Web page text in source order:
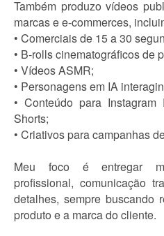
Também produzo vídeos
marcas e e-commerces,
• Comerciais de 15 a 30
• B-rolls cinematográficos de
• Vídeos ASMR;
• Personagens em IA
• Conteúdo para
Shorts;
• Criativos para campanhas
Meu foco é entregar
profissional, comunicação
detalhes, sempre buscando
produto e a marca do cliente.